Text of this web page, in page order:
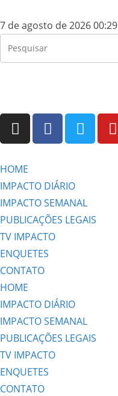
7 de agosto de 2026 00:29
HOME
IMPACTO DIÁRIO
IMPACTO SEMANAL
PUBLICAÇÕES LEGAIS
TV IMPACTO
ENQUETES
CONTATO
HOME
IMPACTO DIÁRIO
IMPACTO SEMANAL
PUBLICAÇÕES LEGAIS
TV IMPACTO
ENQUETES
CONTATO